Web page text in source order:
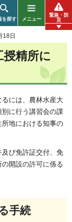
を探す メニュー
緊急・防
災
18日
授精所に
には、農林水産大
に行う講習会の課
地における知事の
び免許証交付、免
開設の許可に係る
手続